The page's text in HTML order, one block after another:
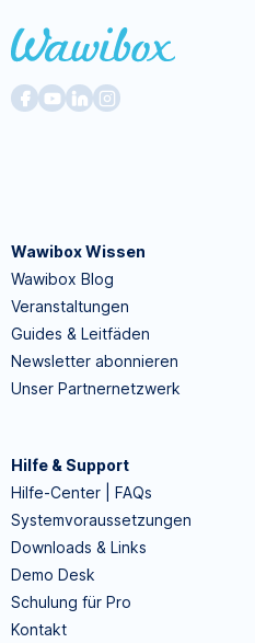
Wawibox Wissen
Wawibox Blog
Veranstaltungen
Guides & Leitfäden
Newsletter abonnieren
Unser Partnernetzwerk
Hilfe & Support
Hilfe-Center | FAQs
Systemvoraussetzungen
Downloads & Links
Demo Desk
Schulung für Pro
Kontakt